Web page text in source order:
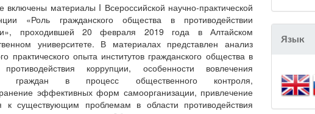
включены материалы I Всероссийской научно‐практической
«Роль гражданского общества в противодействии
проходившей 20 февраля 2019 года в Алтайском
университете. В материалах представлен анализ
практического опыта институтов гражданского общества в
коррупции, особенности вовлечения
граждан в процесс общественного контроля,
эффективных форм самоорганизации, привлечение
к существующим проблемам в области противодействия
Язык